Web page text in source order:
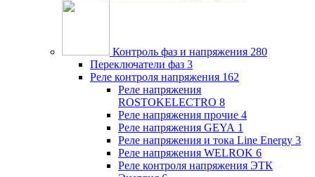
Контроль фаз и напряжения 280
Переключатели фаз 3
Реле контроля напряжения 162
Реле напряжения
ROSTOKELECTRO 8
Реле напряжения прочие 4
Реле напряжения GEYA 1
Реле напряжения и тока Line Energy 3
Реле напряжения WELROK 6
Реле контроля напряжения ЭТК